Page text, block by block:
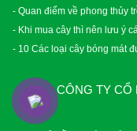
- Quan điểm về phong thủy
- Khi mua cây thì nên lưu ý
- 10 Các loại cây bóng mát
CÔNG TY CỔ